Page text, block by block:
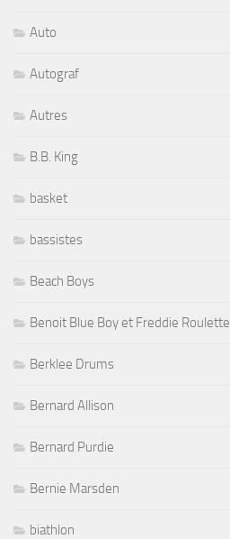
Auto
Autograf
Autres
B.B. King
basket
bassistes
Beach Boys
Benoit Blue Boy et Freddie Roulette
Berklee Drums
Bernard Allison
Bernard Purdie
Bernie Marsden
biathlon